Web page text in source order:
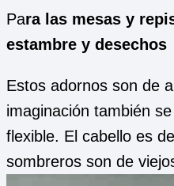
Para las mesas y
estambre y desechos
Estos adornos son de
imaginación también
flexible. El cabello es
sombreros son de